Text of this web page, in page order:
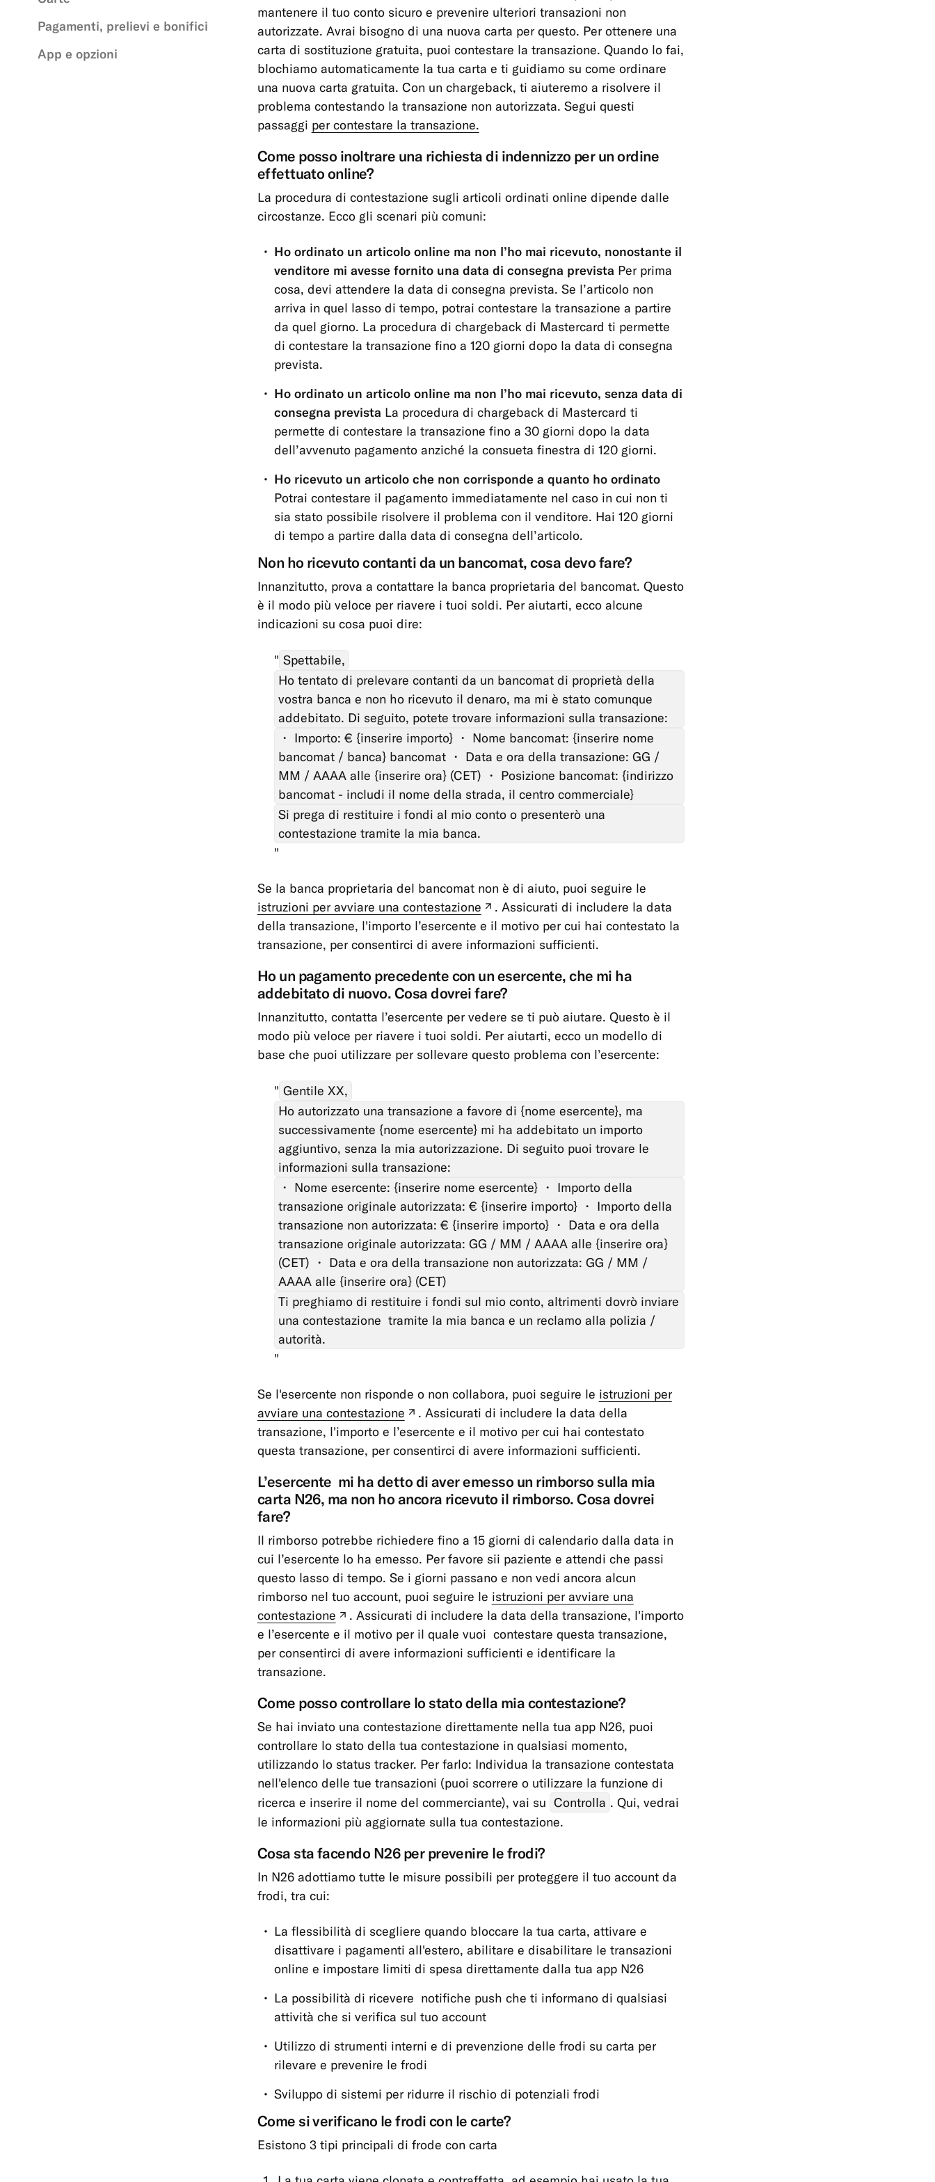
Pagamenti, prelievi e bonifici
App e opzioni
mantenere il tuo conto sicuro e prevenire ulteriori transazioni non
autorizzate. Avrai bisogno di una nuova carta per questo. Per ottenere una
carta di sostituzione gratuita, puoi contestare la transazione. Quando lo fai,
blochiamo automaticamente la tua carta e ti guidiamo su come ordinare
una nuova carta gratuita. Con un chargeback, ti aiuteremo a risolvere il
problema contestando la transazione non autorizzata. Segui questi
passaggi per contestare la transazione.
Come posso inoltrare una richiesta di indennizzo per un ordine
effettuato online?
La procedura di contestazione sugli articoli ordinati online dipende dalle
circostanze. Ecco gli scenari più comuni:
Ho ordinato un articolo online ma non l’ho mai ricevuto, nonostante il
venditore mi avesse fornito una data di consegna prevista Per prima
cosa, devi attendere la data di consegna prevista. Se l’articolo non
arriva in quel lasso di tempo, potrai contestare la transazione a partire
da quel giorno. La procedura di chargeback di Mastercard ti permette
di contestare la transazione fino a 120 giorni dopo la data di consegna
prevista.
Ho ordinato un articolo online ma non l’ho mai ricevuto, senza data di
consegna prevista La procedura di chargeback di Mastercard ti
permette di contestare la transazione fino a 30 giorni dopo la data
dell’avvenuto pagamento anziché la consueta finestra di 120 giorni.
Ho ricevuto un articolo che non corrisponde a quanto ho ordinato
Potrai contestare il pagamento immediatamente nel caso in cui non ti
sia stato possibile risolvere il problema con il venditore. Hai 120 giorni
di tempo a partire dalla data di consegna dell’articolo.
Non ho ricevuto contanti da un bancomat, cosa devo fare?
Innanzitutto, prova a contattare la banca proprietaria del bancomat. Questo
è il modo più veloce per riavere i tuoi soldi. Per aiutarti, ecco alcune
indicazioni su cosa puoi dire:
Spettabile,
Ho tentato di prelevare contanti da un bancomat di proprietà della
vostra banca e non ho ricevuto il denaro, ma mi è stato comunque
addebitato. Di seguito, potete trovare informazioni sulla transazione:
・ Importo: € {inserire importo} ・ Nome bancomat: {inserire nome
bancomat / banca} bancomat ・ Data e ora della transazione: GG /
MM / AAAA alle {inserire ora} (CET) ・ Posizione bancomat: {indirizzo
bancomat - includi il nome della strada, il centro commerciale}
Si prega di restituire i fondi al mio conto o presenterò una
contestazione tramite la mia banca.
Se la banca proprietaria del bancomat non è di aiuto, puoi seguire le
istruzioni per avviare una contestazione
(nuova
tabella)
. Assicurati di includere la data
della transazione, l'importo l’esercente e il motivo per cui hai contestato la
transazione, per consentirci di avere informazioni sufficienti.
Ho un pagamento precedente con un esercente, che mi ha
addebitato di nuovo. Cosa dovrei fare?
Innanzitutto, contatta l’esercente per vedere se ti può aiutare. Questo è il
modo più veloce per riavere i tuoi soldi. Per aiutarti, ecco un modello di
base che puoi utilizzare per sollevare questo problema con l’esercente:
Gentile XX,
Ho autorizzato una transazione a favore di {nome esercente}, ma
successivamente {nome esercente} mi ha addebitato un importo
aggiuntivo, senza la mia autorizzazione. Di seguito puoi trovare le
informazioni sulla transazione:
・ Nome esercente: {inserire nome esercente} ・ Importo della
transazione originale autorizzata: € {inserire importo} ・ Importo della
transazione non autorizzata: € {inserire importo} ・ Data e ora della
transazione originale autorizzata: GG / MM / AAAA alle {inserire ora}
(CET) ・ Data e ora della transazione non autorizzata: GG / MM /
AAAA alle {inserire ora} (CET)
Ti preghiamo di restituire i fondi sul mio conto, altrimenti dovrò inviare
una contestazione tramite la mia banca e un reclamo alla polizia /
autorità.
Se l'esercente non risponde o non collabora, puoi seguire le istruzioni per
avviare una contestazione
(nuova
tabella)
. Assicurati di includere la data della
transazione, l'importo e l’esercente e il motivo per cui hai contestato
questa transazione, per consentirci di avere informazioni sufficienti.
L’esercente mi ha detto di aver emesso un rimborso sulla mia
carta N26, ma non ho ancora ricevuto il rimborso. Cosa dovrei
fare?
Il rimborso potrebbe richiedere fino a 15 giorni di calendario dalla data in
cui l’esercente lo ha emesso. Per favore sii paziente e attendi che passi
questo lasso di tempo. Se i giorni passano e non vedi ancora alcun
rimborso nel tuo account, puoi seguire le istruzioni per avviare una
contestazione
(nuova
tabella)
. Assicurati di includere la data della transazione, l'importo
e l’esercente e il motivo per il quale vuoi contestare questa transazione,
per consentirci di avere informazioni sufficienti e identificare la
transazione.
Come posso controllare lo stato della mia contestazione?
Se hai inviato una contestazione direttamente nella tua app N26, puoi
controllare lo stato della tua contestazione in qualsiasi momento,
utilizzando lo status tracker. Per farlo: Individua la transazione contestata
nell'elenco delle tue transazioni (puoi scorrere o utilizzare la funzione di
ricerca e inserire il nome del commerciante), vai su Controlla . Qui, vedrai
le informazioni più aggiornate sulla tua contestazione.
Cosa sta facendo N26 per prevenire le frodi?
In N26 adottiamo tutte le misure possibili per proteggere il tuo account da
frodi, tra cui:
La flessibilità di scegliere quando bloccare la tua carta, attivare e
disattivare i pagamenti all'estero, abilitare e disabilitare le transazioni
online e impostare limiti di spesa direttamente dalla tua app N26
La possibilità di ricevere notifiche push che ti informano di qualsiasi
attività che si verifica sul tuo account
Utilizzo di strumenti interni e di prevenzione delle frodi su carta per
rilevare e prevenire le frodi
Sviluppo di sistemi per ridurre il rischio di potenziali frodi
Come si verificano le frodi con le carte?
Esistono 3 tipi principali di frode con carta